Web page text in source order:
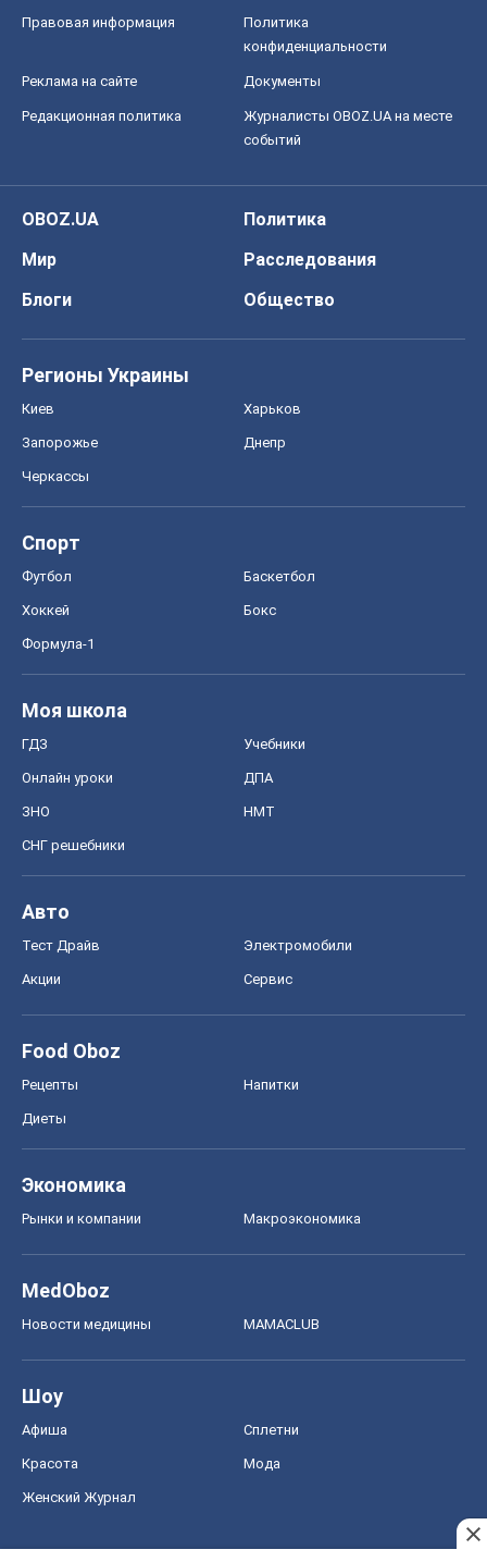
Правовая информация
Политика
конфиденциальности
Реклама на сайте Документы
Редакционная политика
Журналисты OBOZ.UA на месте
событий
OBOZ.UA
Политика
Мир
Расследования
Блоги
Общество
Регионы Украины
Киев Харьков
Запорожье Днепр
Черкассы
Спорт
Футбол Баскетбол
Хоккей Бокс
Формула-1
Моя школа
ГДЗ Учебники
Онлайн уроки ДПА
ЗНО НМТ
СНГ решебники
Авто
Тест Драйв Электромобили
Акции Сервис
Food Oboz
Рецепты Напитки
Диеты
Экономика
Рынки и компании Mакроэкономика
MedOboz
Новости медицины MAMACLUB
Шоу
Афиша Сплетни
Красота Мода
Женский Журнал